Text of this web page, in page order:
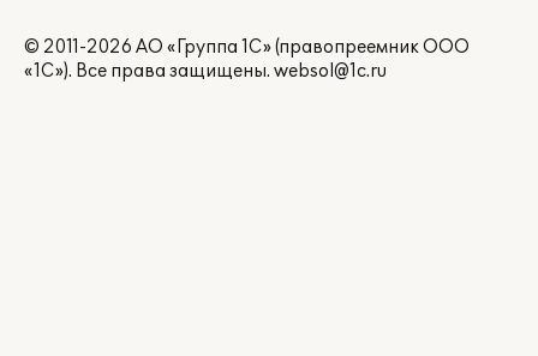
© 2011-2026 АО «Группа 1С» (правопреемник ООО
«1С»). Все права защищены. websol@1c.ru